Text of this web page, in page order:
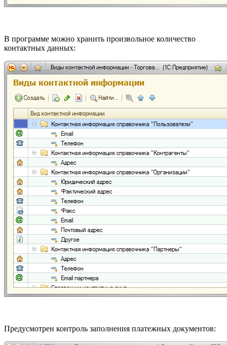
В программе можно хранить произвольное количество
контактных данных:
Предусмотрен контроль заполнения платежных документов: